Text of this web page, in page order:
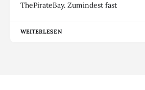
ThePirateBay. Zumindest fast
WEITERLESEN